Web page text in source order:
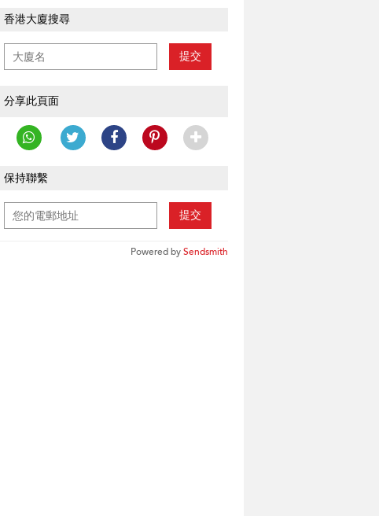
香港大廈搜尋
提交
分享此頁面
保持聯繫
提交
Powered bySendsmith